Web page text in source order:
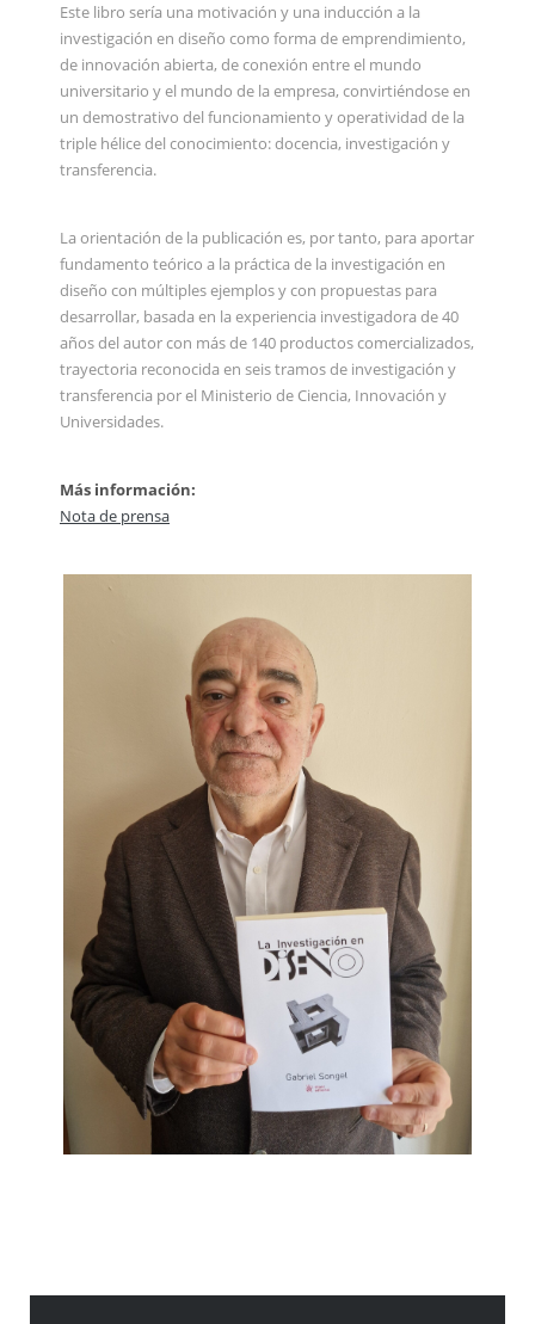
Este libro sería una motivación y una inducción a la
investigación en diseño como forma de emprendimiento,
de innovación abierta, de conexión entre el mundo
universitario y el mundo de la empresa, convirtiéndose en
un demostrativo del funcionamiento y operatividad de la
triple hélice del conocimiento: docencia, investigación y
transferencia.
La orientación de la publicación es, por tanto, para aportar
fundamento teórico a la práctica de la investigación en
diseño con múltiples ejemplos y con propuestas para
desarrollar, basada en la experiencia investigadora de 40
años del autor con más de 140 productos comercializados,
trayectoria reconocida en seis tramos de investigación y
transferencia por el Ministerio de Ciencia, Innovación y
Universidades.
Más información:
Nota de prensa